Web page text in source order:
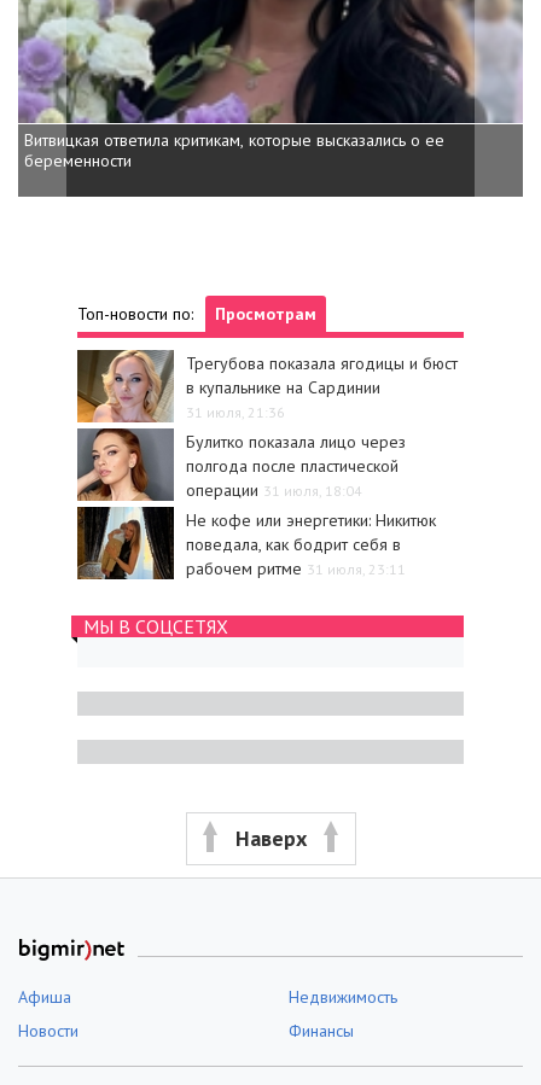
Витвицкая ответила критикам, которые высказались о ее
беременности
Кажанна ответила на
Топ-новости по: Просмотрам
Трегубова показала ягодицы и бюст
в купальнике на Сардинии
31 июля, 21:36
Булитко показала лицо через
полгода после пластической
операции 31 июля, 18:04
Не кофе или энергетики: Никитюк
поведала, как бодрит себя в
рабочем ритме 31 июля, 23:11
МЫ В СОЦСЕТЯХ
Наверх
Афиша
Недвижимость
Новости
Финансы